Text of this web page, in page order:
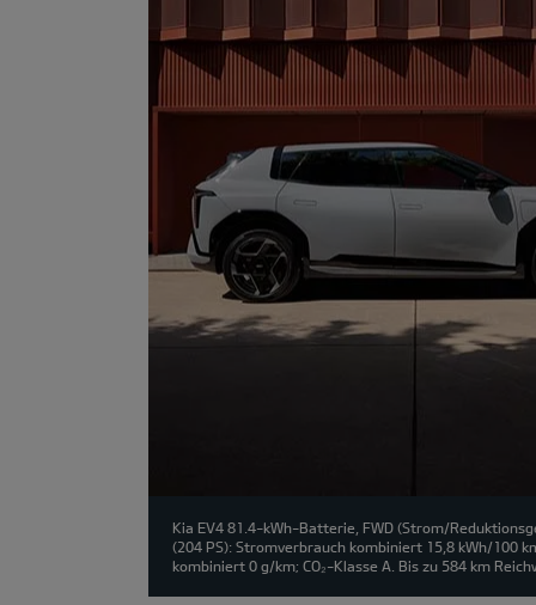
Kia EV4 81.4-kWh-Batterie, FWD (Strom/
(204 PS): Stromverbrauch kombiniert 15,8 kWh/100
kombiniert 0 g/km; CO₂-Klasse A. Bis zu 584 km